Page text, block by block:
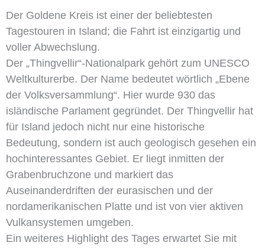
Der Goldene Kreis ist einer der beliebtesten
Tagestouren in Island; die Fahrt ist einzigartig und
voller Abwechslung.
Der „Thingvellir“-Nationalpark gehört zum UNESCO
Weltkulturerbe. Der Name bedeutet wörtlich „Ebene
der Volksversammlung“. Hier wurde 930 das
isländische Parlament gegründet. Der Thingvellir hat
für Island jedoch nicht nur eine historische
Bedeutung, sondern ist auch geologisch gesehen ein
hochinteressantes Gebiet. Er liegt inmitten der
Grabenbruchzone und markiert das
Auseinanderdriften der eurasischen und der
nordamerikanischen Platte und ist von vier aktiven
Vulkansystemen umgeben.
Ein weiteres Highlight des Tages erwartet Sie mit